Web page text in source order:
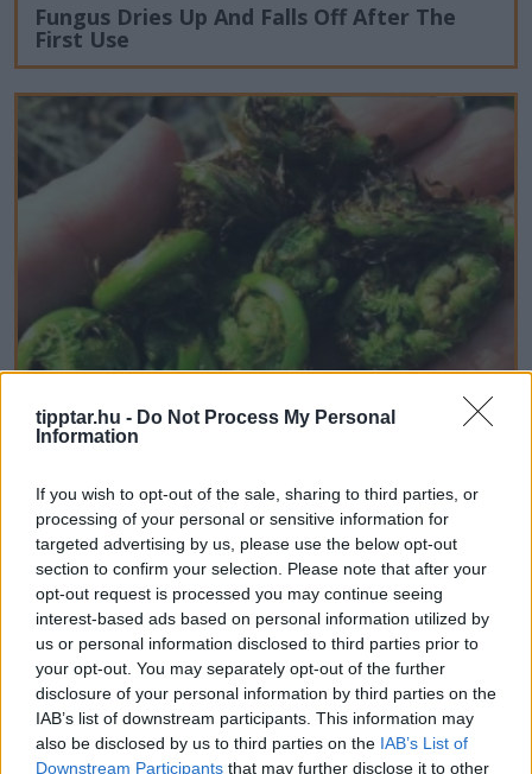
tipptar.hu - Do Not Process My Personal
Information
If you wish to opt-out of the sale, sharing to third parties, or
processing of your personal or sensitive information for
targeted advertising by us, please use the below opt-out
section to confirm your selection. Please note that after your
opt-out request is processed you may continue seeing
interest-based ads based on personal information utilized by
us or personal information disclosed to third parties prior to
your opt-out. You may separately opt-out of the further
disclosure of your personal information by third parties on the
IAB’s list of downstream participants. This information may
also be disclosed by us to third parties on the IAB’s List of
Downstream Participants that may further disclose it to other
Fungus Dries Up And Falls Off After The
First Use
Stop Eating These 3 Foods That Are Known
to Cause Parasites